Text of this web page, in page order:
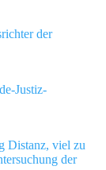
der
Justiz-
Distanz, viel zu
der